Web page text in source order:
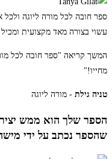
ספר חובה לכל מורה ליוגה
עשוי בצורה מאד מקצועית ומכיל
המשך קריאה"ספר חובה לכל
מחייו!"
טניה גילת- מורה ליוגה
הספר שלך הוא ממש
שהספר נכתב על ידי